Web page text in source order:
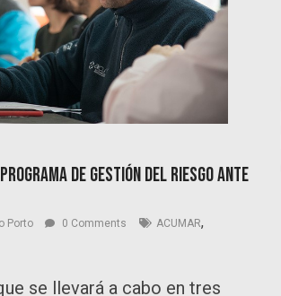
programa de gestión del riesgo ante
Porto 0 Comments ACUMAR,
se llevará a cabo en tres